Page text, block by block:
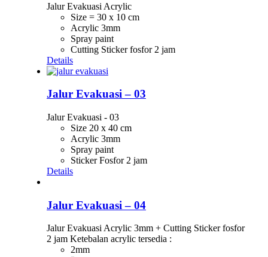
Jalur Evakuasi Acrylic
Size = 30 x 10 cm
Acrylic 3mm
Spray paint
Cutting Sticker fosfor 2 jam
Details
Jalur Evakuasi – 03
Jalur Evakuasi - 03
Size 20 x 40 cm
Acrylic 3mm
Spray paint
Sticker Fosfor 2 jam
Details
Jalur Evakuasi – 04
Jalur Evakuasi Acrylic 3mm + Cutting Sticker fosfor
2 jam Ketebalan acrylic tersedia :
2mm